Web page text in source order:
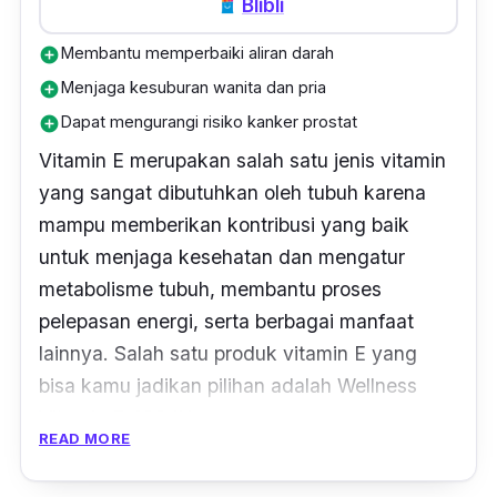
add_circleMembantu memperbaiki aliran darah
add_circleMenjaga kesuburan wanita dan pria
add_circleDapat mengurangi risiko kanker prostat
Vitamin E merupakan salah satu jenis vitamin
yang sangat dibutuhkan oleh tubuh karena
mampu memberikan kontribusi yang baik
untuk menjaga kesehatan dan mengatur
metabolisme tubuh, membantu proses
pelepasan energi, serta berbagai manfaat
lainnya. Salah satu produk vitamin E yang
bisa kamu jadikan pilihan adalah Wellness
READ MORE